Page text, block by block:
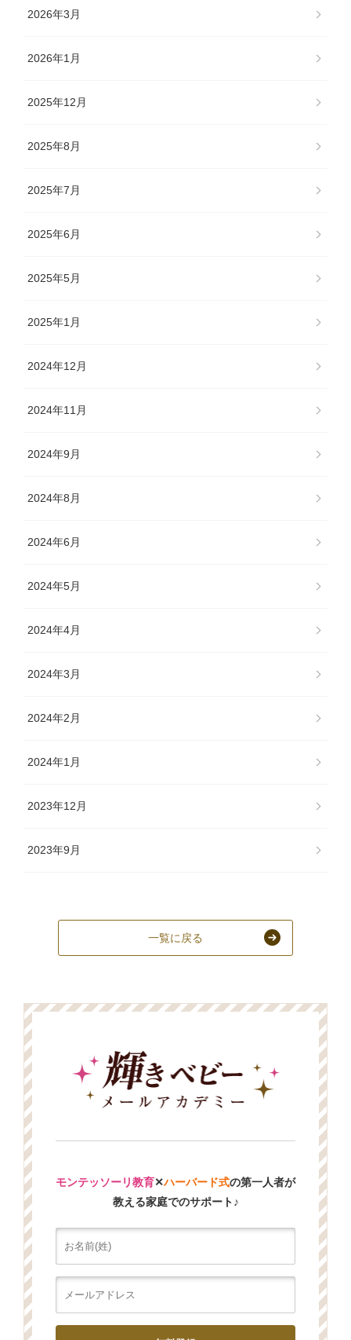
2026年3月
2026年1月
2025年12月
2025年8月
2025年7月
2025年6月
2025年5月
2025年1月
2024年12月
2024年11月
2024年9月
2024年8月
2024年6月
2024年5月
2024年4月
2024年3月
2024年2月
2024年1月
2023年12月
2023年9月
一覧に戻る
モンテッソーリ教育✕ハーバード式の第一人者が
教える家庭でのサポート♪